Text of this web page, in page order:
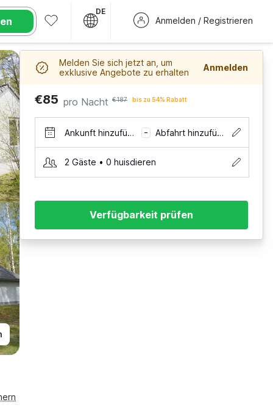
DE
Anmelden / Registrieren
Melden Sie sich jetzt an, um
exklusive Angebote zu erhalten
Anmelden
€85 pro Nacht €187 bis zu 54% Rabatt
Ankunft hinzufügen – Abfahrt hinzufügen
2 Gäste • 0 huisdieren
Verfügbarkeit prüfen